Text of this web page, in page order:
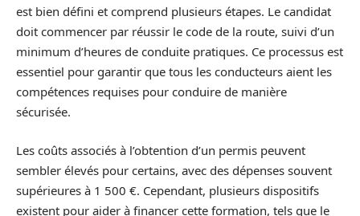
est bien défini et comprend plusieurs étapes. Le candidat
doit commencer par réussir le code de la route, suivi d’un
minimum d’heures de conduite pratiques. Ce processus est
essentiel pour garantir que tous les conducteurs aient les
compétences requises pour conduire de manière
sécurisée.
Les coûts associés à l’obtention d’un permis peuvent
sembler élevés pour certains, avec des dépenses souvent
supérieures à 1 500 €. Cependant, plusieurs dispositifs
existent pour aider à financer cette formation, tels que le